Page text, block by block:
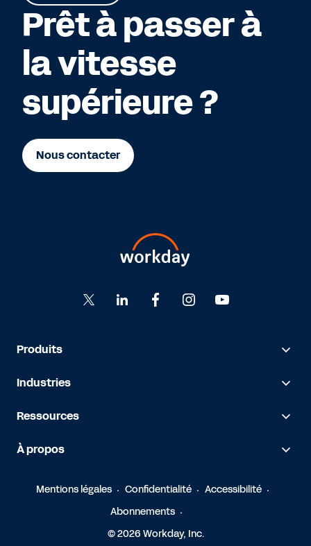
Prêt à passer à
la vitesse
supérieure ?
Nous contacter
Produits
Industries
Ressources
À propos
Mentions légales Confidentialité
Accessibilité
Abonnements
© 2026 Workday, Inc.